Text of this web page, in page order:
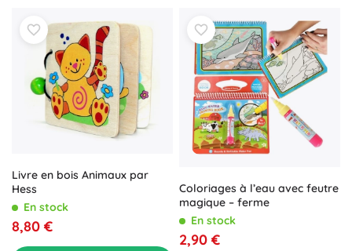
Livre en bois Animaux par
Hess
En stock
8,80 €
Coloriages à l’eau avec feutre
magique – ferme
En stock
2,90 €